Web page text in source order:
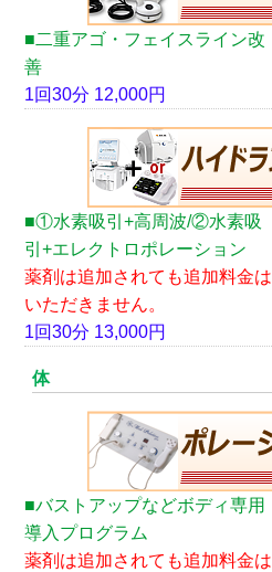
■二重アゴ・フェイスライン改
善
1回30分 12,000円
■①水素吸引+高周波/②水素吸
引+エレクトロポレーション
薬剤は追加されても追加料金は
いただきません。
1回30分 13,000円
体
■バストアップなどボディ専用
導入プログラム
薬剤は追加されても追加料金は